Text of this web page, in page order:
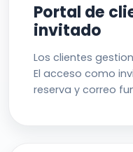
Portal de
invitado
Los clientes
El acceso como
reserva y correo